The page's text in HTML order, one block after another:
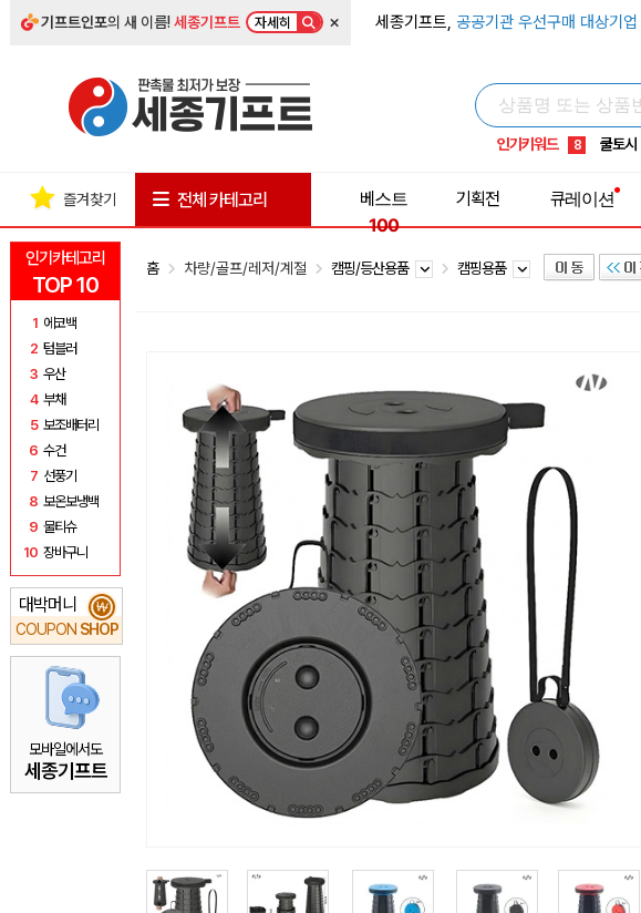
기프트인포의 새 이름!세종기프트 자세히 × 세종기프트, 공공기관 우선구매 대상기업
인기키워드
5 키캡
8 쿨토시
9 넥쿨러
1 선풍기
인기카테고리
TOP 10
1 에코백
2 텀블러
3 우산
4 부채
5 보조배터리
6 수건
7 선풍기
8 보온보냉백
9 물티슈
10 장바구니
대박머니
COUPON SHOP
₩
모바일에서도
세종기프트
즐겨찾기 전체 카테고리
베스트
100
기획전 큐레이션
홈 차량/골프/레저/계절 캠핑/등산용품 캠핑용품